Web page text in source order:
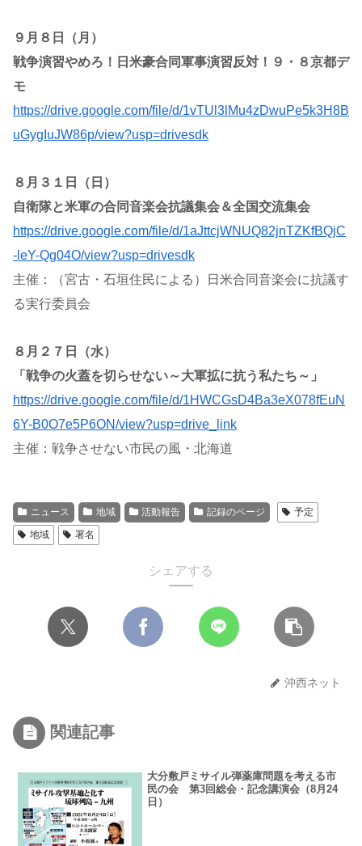
９月８日（月）
戦争演習やめろ！日米豪合同軍事演習反対！９・８京都デ
モ
https://drive.google.com/file/d/1vTUl3lMu4zDwuPe5k3H8B
uGygIuJW86p/view?usp=drivesdk
８月３１日（日）
自衛隊と米軍の合同音楽会抗議集会＆全国交流集会
https://drive.google.com/file/d/1aJttcjWNUQ82jnTZKfBQjC
-leY-Qg04O/view?usp=drivesdk
主催：（宮古・石垣住民による）日米合同音楽会に抗議す
る実行委員会
８月２７日（水）
「戦争の火蓋を切らせない～大軍拡に抗う私たち～」
https://drive.google.com/file/d/1HWCGsD4Ba3eX078fEuN
6Y-B0O7e5P6ON/view?usp=drive_link
主催：戦争させない市民の風・北海道
ニュース 地域 活動報告 記録のページ
予定
地域
署名
シェアする
沖西ネット
関連記事
大分敷戸ミサイル弾薬庫問題を考える市
民の会 第3回総会・記念講演会（8月24
日）